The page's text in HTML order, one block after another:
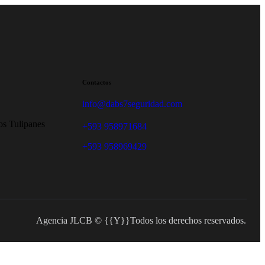
Tulipanes
Contactos
info@dabs7seguridad.com
+593 958971684
+593 958969429
Agencia JLCB © {{Y}}Todos los derechos reservados.